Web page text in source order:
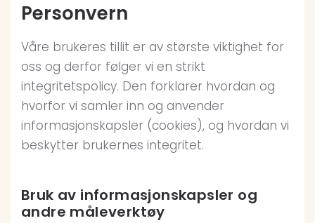
Personvern
Våre brukeres tillit er av største viktighet for
oss og derfor følger vi en strikt
integritetspolicy. Den forklarer hvordan og
hvorfor vi samler inn og anvender
informasjonskapsler (cookies), og hvordan vi
beskytter brukernes integritet.
Bruk av informasjonskapsler og
andre måleverktøy